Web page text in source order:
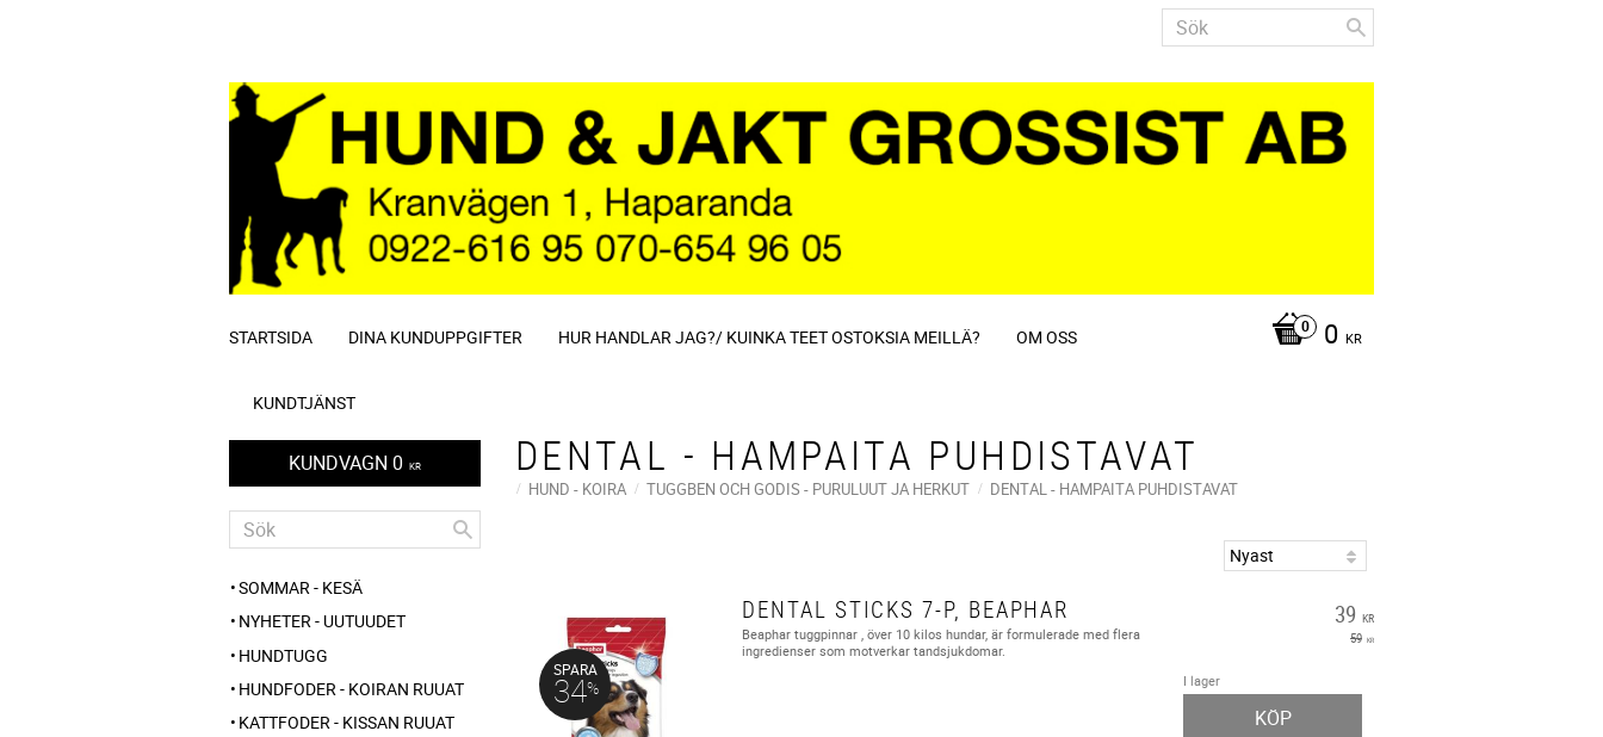
0 KR
STARTSIDA DINA KUNDUPPGIFTER HUR HANDLAR JAG?/ KUINKA TEET OSTOKSIA MEILLÄ? OM OSS
KUNDTJÄNST
DENTAL - HAMPAITA PUHDISTAVAT
HUND - KOIRA TUGGBEN OCH GODIS - PURULUUT JA HERKUT DENTAL - HAMPAITA PUHDISTAVAT
DENTAL STICKS 7-P, BEAPHAR
Beaphar tuggpinnar , över 10 kilos hundar, är formulerade med flera
ingredienser som motverkar tandsjukdomar.
39 KR
59 KR
SPARA
34% I lager
KÖP
KUNDVAGN 0 KR
SOMMAR - KESÄ
NYHETER - UUTUUDET
HUNDTUGG
HUNDFODER - KOIRAN RUUAT
KATTFODER - KISSAN RUUAT